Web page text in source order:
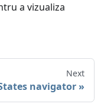
a vizualiza
Next
navigator